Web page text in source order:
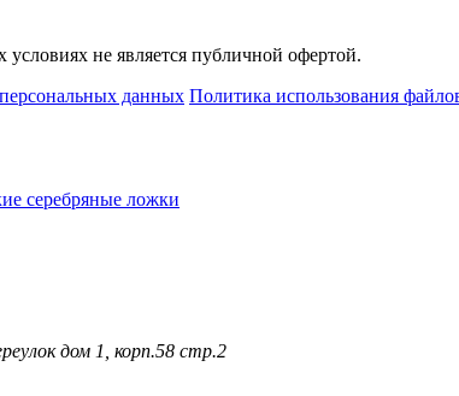
не является публичной офертой.
данных Политика использования
серебряные ложки
дом 1, корп.58 стр.2